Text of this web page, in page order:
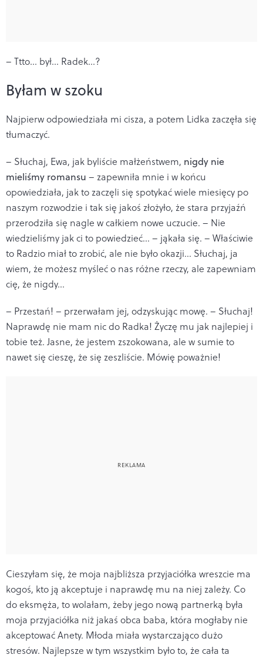
– Ttto… był… Radek…?
Byłam w szoku
Najpierw odpowiedziała mi cisza, a potem Lidka zaczęła się
tłumaczyć.
– Słuchaj, Ewa, jak byliście małżeństwem, nigdy nie
mieliśmy romansu – zapewniła mnie i w końcu
opowiedziała, jak to zaczęli się spotykać wiele miesięcy po
naszym rozwodzie i tak się jakoś złożyło, że stara przyjaźń
przerodziła się nagle w całkiem nowe uczucie. – Nie
wiedzieliśmy jak ci to powiedzieć… – jąkała się. – Właściwie
to Radzio miał to zrobić, ale nie było okazji… Słuchaj, ja
wiem, że możesz myśleć o nas różne rzeczy, ale zapewniam
cię, że nigdy…
– Przestań! – przerwałam jej, odzyskując mowę. – Słuchaj!
Naprawdę nie mam nic do Radka! Życzę mu jak najlepiej i
tobie też. Jasne, że jestem zszokowana, ale w sumie to
nawet się cieszę, że się zeszliście. Mówię poważnie!
Cieszyłam się, że moja najbliższa przyjaciółka wreszcie ma
kogoś, kto ją akceptuje i naprawdę mu na niej zależy. Co
do eksmęża, to wolałam, żeby jego nową partnerką była
moja przyjaciółka niż jakaś obca baba, która mogłaby nie
akceptować Anety. Młoda miała wystarczająco dużo
stresów. Najlepsze w tym wszystkim było to, że cała ta